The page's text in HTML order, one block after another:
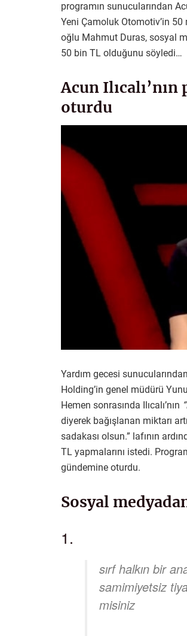
programın sunucularından
Yeni Çamoluk Otomotiv’in 50
oğlu Mahmut Duras, sosyal
50 bin TL olduğunu söyledi…
Acun
oturdu
Yardım gecesi
Holding’in genel müdürü
Hemen sonrasında Ilıcalı’nın
diyerek bağışlanan miktarı
sadakası olsun.” lafının
TL yapmalarını istedi.
gündemine oturdu.
Sosyal
1.
sırf halkın bir
samimiyetsiz
misiniz